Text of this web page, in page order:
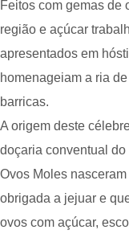
Feitos com gemas de
região e açúcar
apresentados em
homenageiam a ria
barricas.
A origem deste
doçaria conventual
Ovos Moles
obrigada a jejuar e
ovos com açúcar,